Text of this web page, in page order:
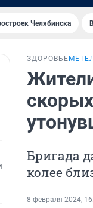
Челябинска
ЗДОРОВЬЕ
Бригада
колее
8 февраля 2024,